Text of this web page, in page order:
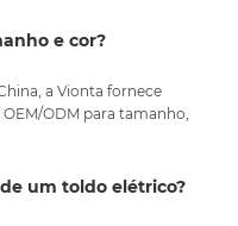
e cor?
a Vionta fornece
ODM para tamanho,
um toldo elétrico?